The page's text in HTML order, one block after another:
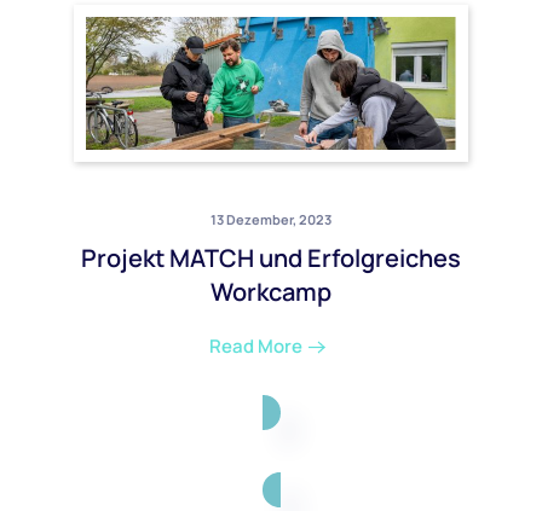
13 Dezember, 2023
Projekt MATCH und Erfolgreiches
Workcamp
Read More